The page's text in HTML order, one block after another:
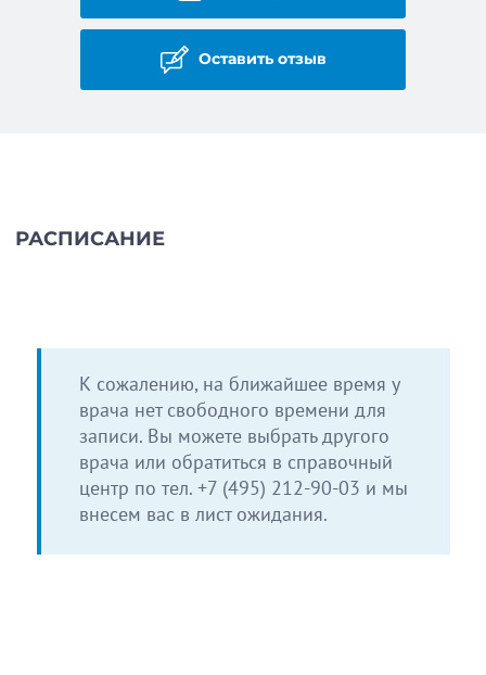
Оставить отзыв
РАСПИСАНИЕ
К сожалению, на ближайшее время у
врача нет свободного времени для
записи. Вы можете выбрать другого
врача или обратиться в справочный
центр по тел. +7 (495) 212-90-03 и мы
внесем вас в лист ожидания.